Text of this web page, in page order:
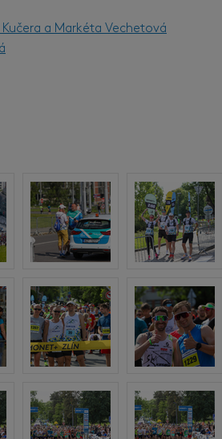
a Markéta Vechetová